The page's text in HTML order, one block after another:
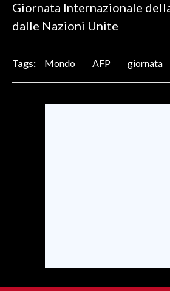
CALCIO REGIONALE
BASKET
MOTORI
ALTRI SPORT
Giornata Internazionale
dalle Nazioni Unite
Tags: Mondo AFP giornata